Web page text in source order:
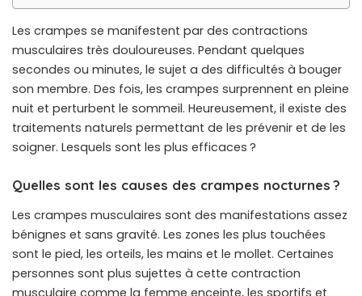
Les crampes se manifestent par des contractions
musculaires très douloureuses. Pendant quelques
secondes ou minutes, le sujet a des difficultés à bouger
son membre. Des fois, les crampes surprennent en pleine
nuit et perturbent le sommeil. Heureusement, il existe des
traitements naturels permettant de les prévenir et de les
soigner. Lesquels sont les plus efficaces ?
Quelles sont les causes des crampes nocturnes ?
Les crampes musculaires sont des manifestations assez
bénignes et sans gravité. Les zones les plus touchées
sont le pied, les orteils, les mains et le mollet. Certaines
personnes sont plus sujettes à cette contraction